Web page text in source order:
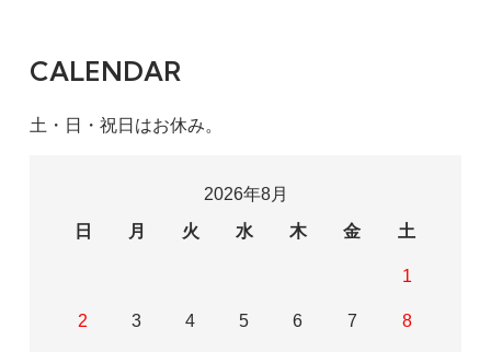
CALENDAR
土・日・祝日はお休み。
2026年8月
日
月 火 水 木 金 土
1
2 3 4 5 6 7 8